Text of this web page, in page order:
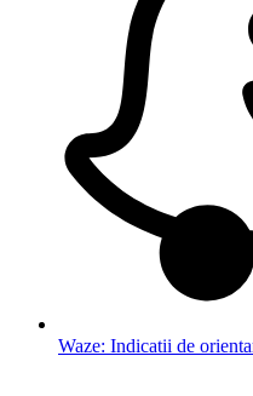
Waze: Indicatii de